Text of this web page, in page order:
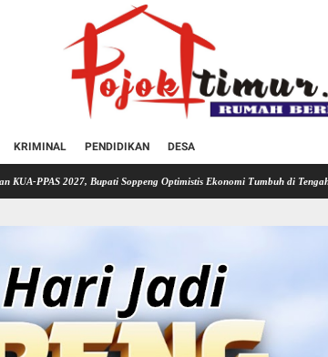
KRIMINAL PENDIDIKAN DESA
Soppeng Optimistis Ekonomi Tumbuh di Tengah Tekanan Fiskal